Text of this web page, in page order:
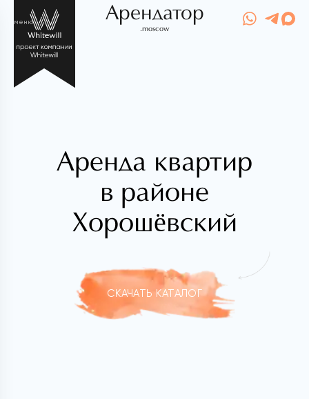
меню Арендатор
.moscow
Аренда квартир
в районе
Хорошёвский
СКАЧАТЬ КАТАЛОГ